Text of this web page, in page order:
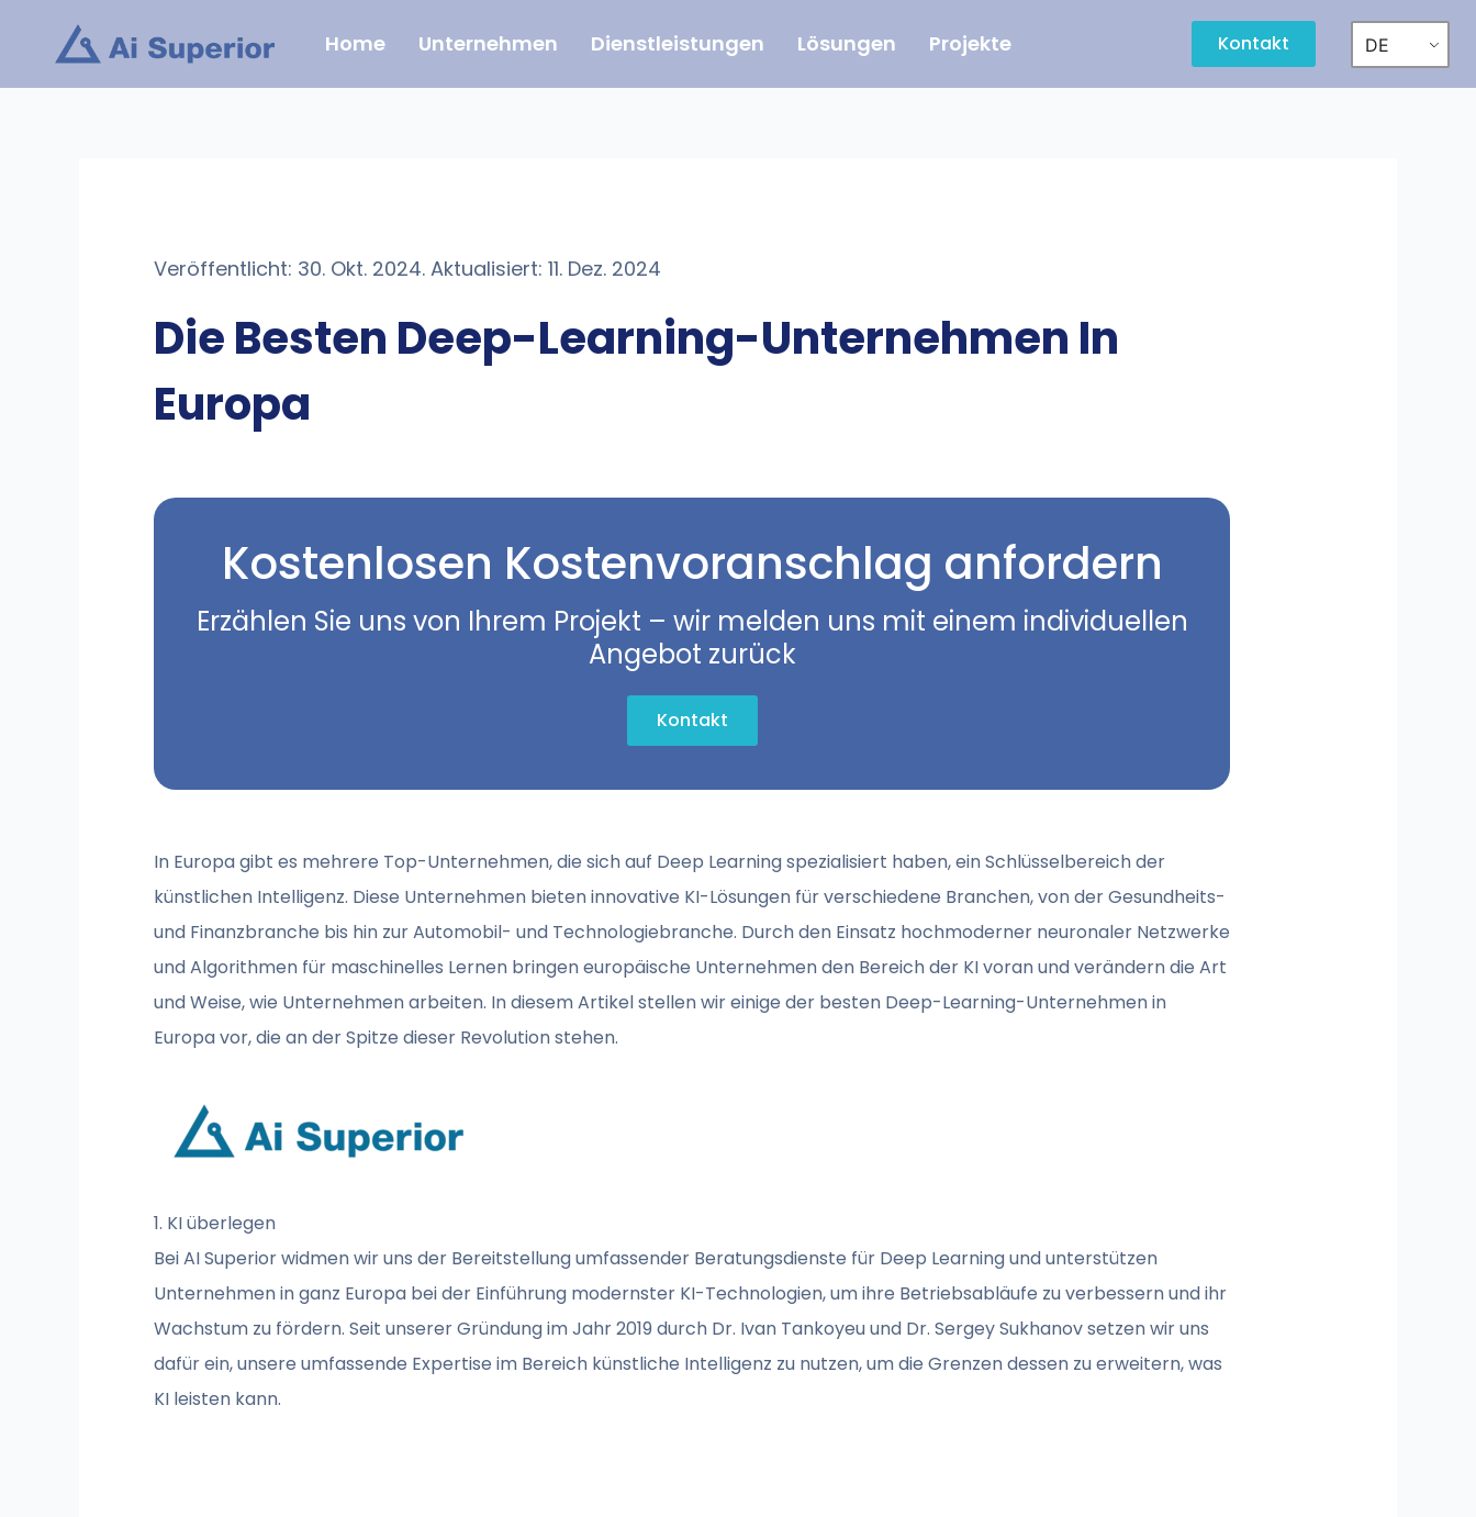
springen
Home Unternehmen Dienstleistungen Lösungen Projekte Kontakt DE
Veröffentlicht: 30. Okt. 2024. Aktualisiert: 11. Dez. 2024
Die Besten Deep-Learning-Unternehmen In
Europa
Kostenlosen Kostenvoranschlag anfordern
Erzählen Sie uns von Ihrem Projekt – wir melden uns mit einem individuellen
Angebot zurück
Kontakt
In Europa gibt es mehrere Top-Unternehmen, die sich auf Deep Learning spezialisiert haben, ein Schlüsselbereich der
künstlichen Intelligenz. Diese Unternehmen bieten innovative KI-Lösungen für verschiedene Branchen, von der Gesundheits-
und Finanzbranche bis hin zur Automobil- und Technologiebranche. Durch den Einsatz hochmoderner neuronaler Netzwerke
und Algorithmen für maschinelles Lernen bringen europäische Unternehmen den Bereich der KI voran und verändern die Art
und Weise, wie Unternehmen arbeiten. In diesem Artikel stellen wir einige der besten Deep-Learning-Unternehmen in
Europa vor, die an der Spitze dieser Revolution stehen.
1. KI überlegen
Bei AI Superior widmen wir uns der Bereitstellung umfassender Beratungsdienste für Deep Learning und unterstützen
Unternehmen in ganz Europa bei der Einführung modernster KI-Technologien, um ihre Betriebsabläufe zu verbessern und ihr
Wachstum zu fördern. Seit unserer Gründung im Jahr 2019 durch Dr. Ivan Tankoyeu und Dr. Sergey Sukhanov setzen wir uns
dafür ein, unsere umfassende Expertise im Bereich künstliche Intelligenz zu nutzen, um die Grenzen dessen zu erweitern, was
KI leisten kann.